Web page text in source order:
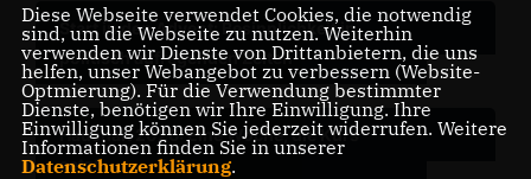
Start in den Advent: Besinnlichkeit in
politisch aufregenden Zeiten
Haushalt 2026: Eine Woche, die Kurs
setzt
Diese Webseite verwendet Cookies, die notwendig
sind, um die Webseite zu nutzen. Weiterhin
verwenden wir Dienste von Drittanbietern, die uns
helfen, unser Webangebot zu verbessern (Website-
Optmierung). Für die Verwendung bestimmter
Dienste, benötigen wir Ihre Einwilligung. Ihre
Einwilligung können Sie jederzeit widerrufen. Weitere
Informationen finden Sie in unserer
Datenschutzerklärung.